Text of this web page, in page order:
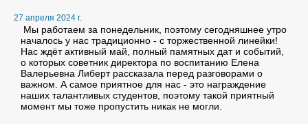
27 апреля 2024 г.
Мы работаем за понедельник, поэтому сегодняшнее утро
началось у нас традиционно - с торжественной линейки!
Нас ждёт активный май, полный памятных дат и событий,
о которых советник директора по воспитанию Елена
Валерьевна Либерт рассказала перед разговорами о
важном. А самое приятное для нас - это награждение
наших талантливых студентов, поэтому такой приятный
момент мы тоже пропустить никак не могли.